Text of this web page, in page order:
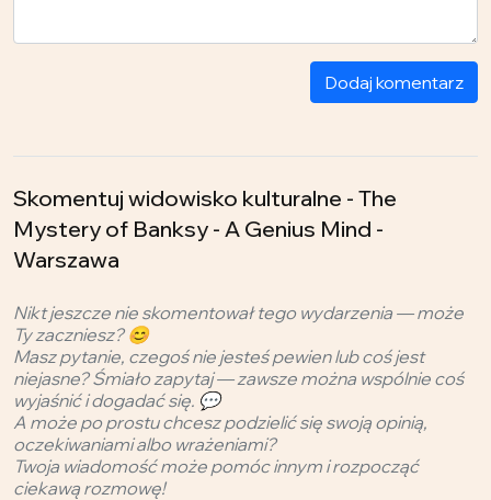
Dodaj komentarz
Skomentuj widowisko kulturalne - The
Mystery of Banksy - A Genius Mind -
Warszawa
Nikt jeszcze nie skomentował tego wydarzenia — może
Ty zaczniesz? 😊
Masz pytanie, czegoś nie jesteś pewien lub coś jest
niejasne? Śmiało zapytaj — zawsze można wspólnie coś
wyjaśnić i dogadać się. 💬
A może po prostu chcesz podzielić się swoją opinią,
oczekiwaniami albo wrażeniami?
Twoja wiadomość może pomóc innym i rozpocząć
ciekawą rozmowę!